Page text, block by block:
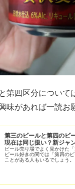
第四区分について
味があれば一読お
第三のビールと第四のビ
現在は同じ扱い？新ジャ
ビール売り場でよく見かけた
ビール好きの間では「第四の
ことがある人もいるでしょう